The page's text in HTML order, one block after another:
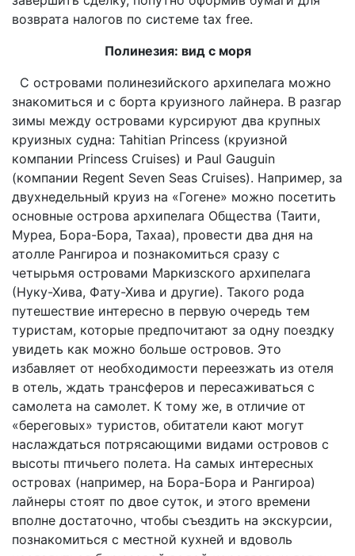
возврата налогов по системе tax free.
Полинезия: вид с моря
С островами полинезийского архипелага можно
знакомиться и с борта круизного лайнера. В разгар
зимы между островами курсируют два крупных
круизных судна: Tahitian Princess (круизной
компании Princess Cruises) и Paul Gauguin
(компании Regent Seven Seas Cruises). Например, за
двухнедельный круиз на «Гогене» можно посетить
основные острова архипелага Общества (Таити,
Муреа, Бора-Бора, Тахаа), провести два дня на
атолле Рангироа и познакомиться сразу с
четырьмя островами Маркизского архипелага
(Нуку-Хива, Фату-Хива и другие). Такого рода
путешествие интересно в первую очередь тем
туристам, которые предпочитают за одну поездку
увидеть как можно больше островов. Это
избавляет от необходимости переезжать из отеля
в отель, ждать трансферов и пересаживаться с
самолета на самолет. К тому же, в отличие от
«береговых» туристов, обитатели кают могут
наслаждаться потрясающими видами островов с
высоты птичьего полета. На самых интересных
островах (например, на Бора-Бора и Рангироа)
лайнеры стоят по двое суток, и этого времени
вполне достаточно, чтобы съездить на экскурсии,
познакомиться с местной кухней и вдоволь